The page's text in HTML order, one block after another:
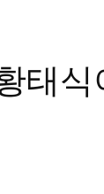
태식